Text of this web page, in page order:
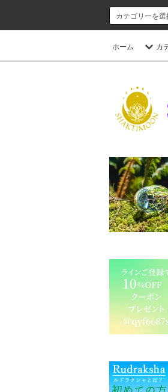
ホーム カ